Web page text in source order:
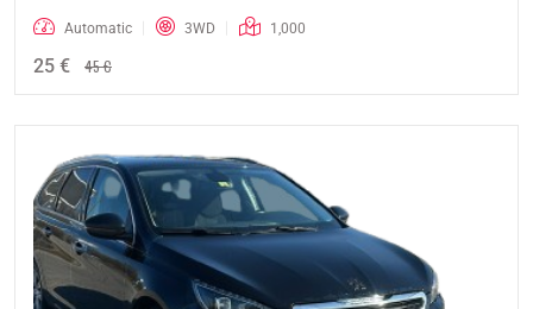
Automatic 3WD 1,000
25 € 45 €